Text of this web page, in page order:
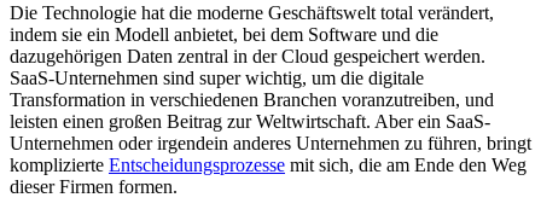
Die Technologie hat die moderne Geschäftswelt total verändert,
indem sie ein Modell anbietet, bei dem Software und die
dazugehörigen Daten zentral in der Cloud gespeichert werden.
SaaS-Unternehmen sind super wichtig, um die digitale
Transformation in verschiedenen Branchen voranzutreiben, und
leisten einen großen Beitrag zur Weltwirtschaft. Aber ein SaaS-
Unternehmen oder irgendein anderes Unternehmen zu führen, bringt
komplizierte Entscheidungsprozesse mit sich, die am Ende den Weg
dieser Firmen formen.